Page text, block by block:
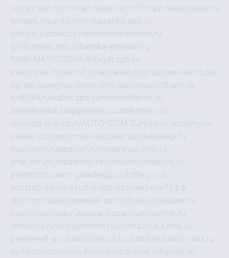
volnav.spb.rucomnat.ru npf.net.ru7bit.pp.rukalugatur.ru
tesiaes.rucard.com.rukazanka.spb.ru
gildiya-kuznecov.rukameryboavision.ru
griffoncom.spb.rufabrika-emotsiy.ru
PARK-MATROSOVA.RUagat.spb.ru
avtoyurist-moskva1.ru hardware.org.ruсхема-авто.рф
dg-lab.ruangrup.ru recruiter.spb.ru music8.spb.ru
krsk124.rukubok.spb.ru romanofforex.ru
analitikaplus.ruspyonline.ruzosikamery.ru
sloboda-ural.pp.ruAUTO-COM.SU hohota.netalimy.ru
online-z.comaromat-vostoka.ruotdelkaexp.ru
mobilvest.rubbd.net.ru mebelshop.msk.ru
smp-forum.rubastion-td.rukosmoscreative.ru
avrmotors.ruart-galadesign.rutiffany-c.ru
ecostep-samara.rud-p.spb.ru галактика73.рф
sko.com.rudavitamebel-spb.rufotsis.rutesiaes.ru
kokoroyari.spb.rublesna-kazan.ru mossilver.ru
lenderoq.rusergeydobrin.rutochkazvuka.msk.ru
people-of-art.rubezzubova.ruclubtibet.ruorior-aks.ru
dynamoauto.ruszk-favorit.rucarlines.ruflatnsk.ru